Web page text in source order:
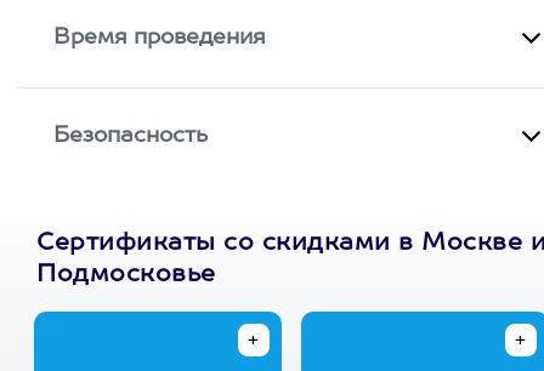
Время проведения
Безопасность
Сертификаты со скидками в Москве
Подмосковье